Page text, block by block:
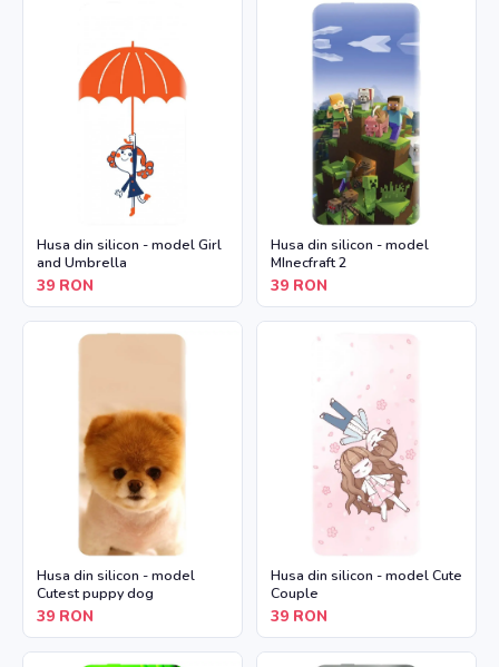
Husa din silicon - model Girl
and Umbrella
39 RON
Husa din silicon - model
MInecfraft 2
39 RON
Husa din silicon - model
Cutest puppy dog
39 RON
Husa din silicon - model Cute
Couple
39 RON